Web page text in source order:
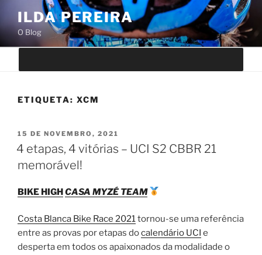
o
conteúdo
ILDA PEREIRA
O Blog
ETIQUETA: XCM
PUBLICADO
EM
15 DE NOVEMBRO, 2021
4 etapas, 4 vitórias – UCI S2 CBBR 21
memorável!
BIKE HIGHCASA MYZÉ TEAM
Costa Blanca Bike Race 2021tornou-se uma referência
entre as provas por etapas docalendário UCI e
desperta em todos os apaixonados da modalidade o